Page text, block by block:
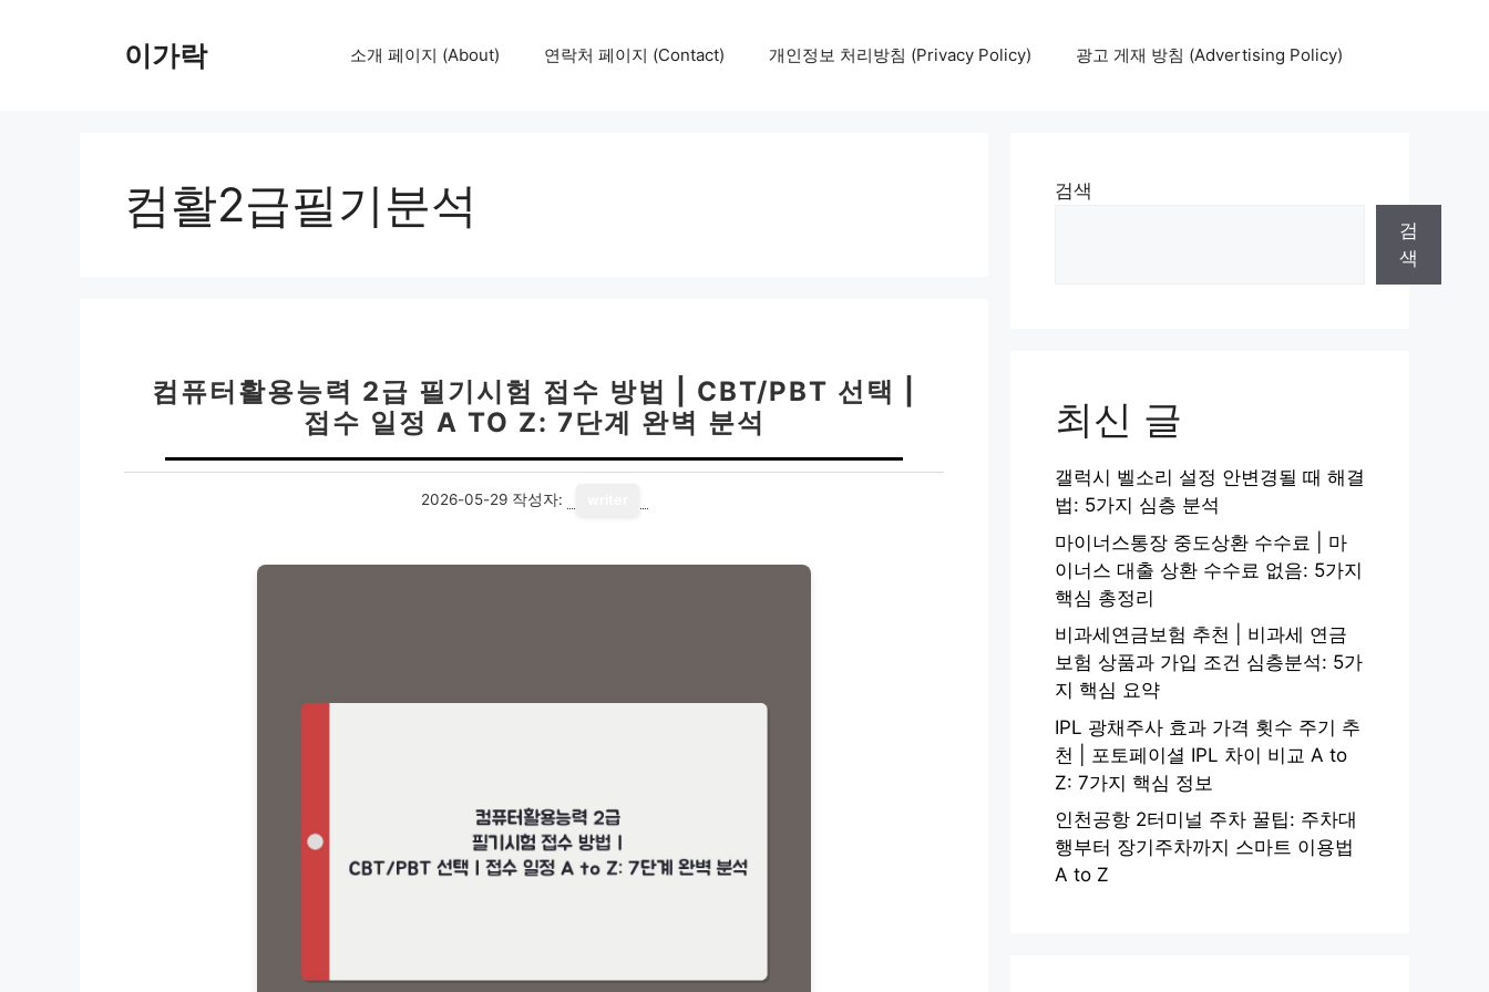
이가락 소개 페이지 (About) 연락처 페이지 (Contact) 개인정보 처리방침 (Privacy Policy) 광고 게재 방침 (Advertising Policy)
컴활2급필기분석
컴퓨터활용능력 2급 필기시험 접수 방법 | CBT/PBT 선택 |
접수 일정 A TO Z: 7단계 완벽 분석
2026-05-29 작성자:
검색
검
색
최신 글
갤럭시 벨소리 설정 안변경될 때 해결
법: 5가지 심층 분석
마이너스통장 중도상환 수수료 | 마
이너스 대출 상환 수수료 없음: 5가지
핵심 총정리
비과세연금보험 추천 | 비과세 연금
보험 상품과 가입 조건 심층분석: 5가
지 핵심 요약
IPL 광채주사 효과 가격 횟수 주기 추
천 | 포토페이셜 IPL 차이 비교 A to
Z: 7가지 핵심 정보
인천공항 2터미널 주차 꿀팁: 주차대
행부터 장기주차까지 스마트 이용법
A to Z